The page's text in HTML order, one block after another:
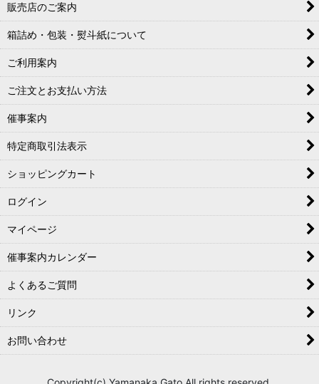
販売店のご案内
箱詰め・包装・熨斗紙について
ご利用案内
ご注文とお支払い方法
催事案内
特定商取引法表示
ショッピングカート
ログイン
マイページ
催事案内カレンダー
よくあるご質問
リンク
お問い合わせ